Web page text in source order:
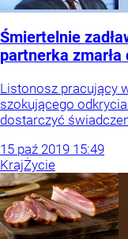
Śmiertelnie
partnerka
Listonosz pracujący
szokującego
dostarczyć
15 paź 2019 15:49
KrajŻycie